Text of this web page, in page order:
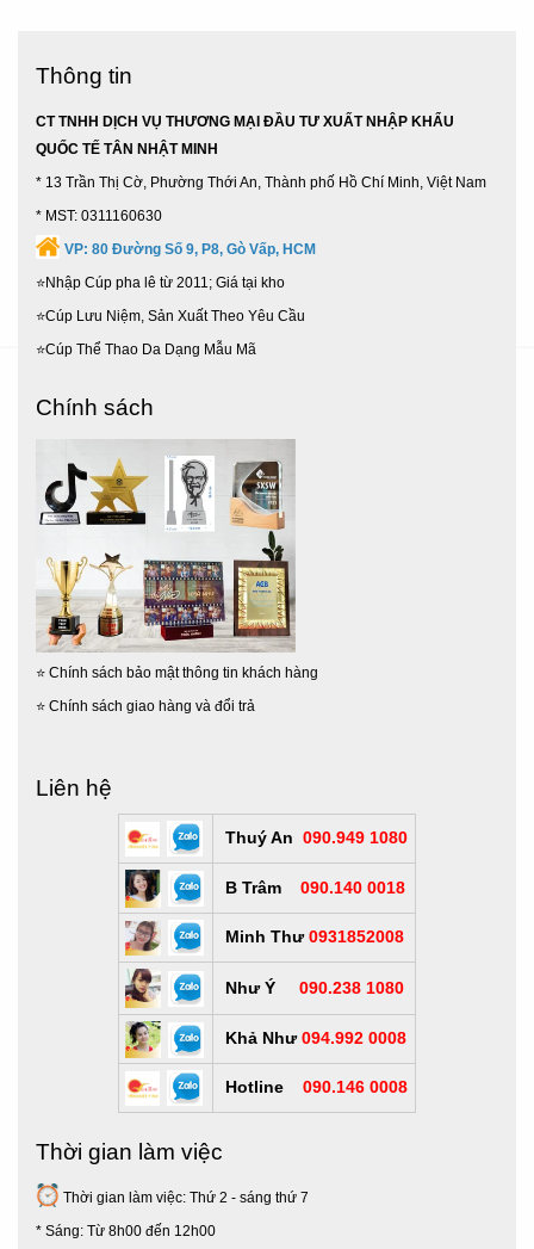
Thông tin
CT TNHH DỊCH VỤ THƯƠNG MẠI ĐẦU TƯ XUẤT NHẬP KHẨU
QUỐC TẾ TÂN NHẬT MINH
* 13 Trần Thị Cờ, Phường Thới An, Thành phố Hồ Chí Minh, Việt Nam
* MST: 0311160630
VP: 80 Đường Số 9, P8, Gò Vấp, HCM
⭐Nhập Cúp pha lê từ 2011; Giá tại kho
⭐Cúp Lưu Niệm, Sản Xuất Theo Yêu Cầu
⭐Cúp Thể Thao Da Dạng Mẫu Mã
Chính sách
⭐ Chính sách bảo mật thông tin khách hàng
⭐ Chính sách giao hàng và đổi trả
Liên hệ
Thuý An 090.949 1080
B Trâm 090.140 0018
Minh Thư 0931852008
Như Ý 090.238 1080
Khả Như 094.992 0008
Hotline 090.146 0008
Thời gian làm việc
Thời gian làm việc: Thứ 2 - sáng thứ 7
* Sáng: Từ 8h00 đến 12h00